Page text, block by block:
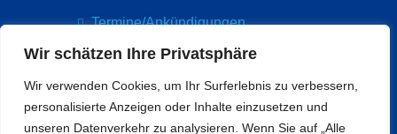
Wir schätzen Ihre Privatsphäre
Wir verwenden Cookies, um Ihr Surferlebnis zu verbessern,
personalisierte Anzeigen oder Inhalte einzusetzen und
unseren Datenverkehr zu analysieren. Wenn Sie auf „Alle
Termine/Ankündigungen
Kontakt
Paul-Arnsberg-Platz 5
60314 Frankfurt